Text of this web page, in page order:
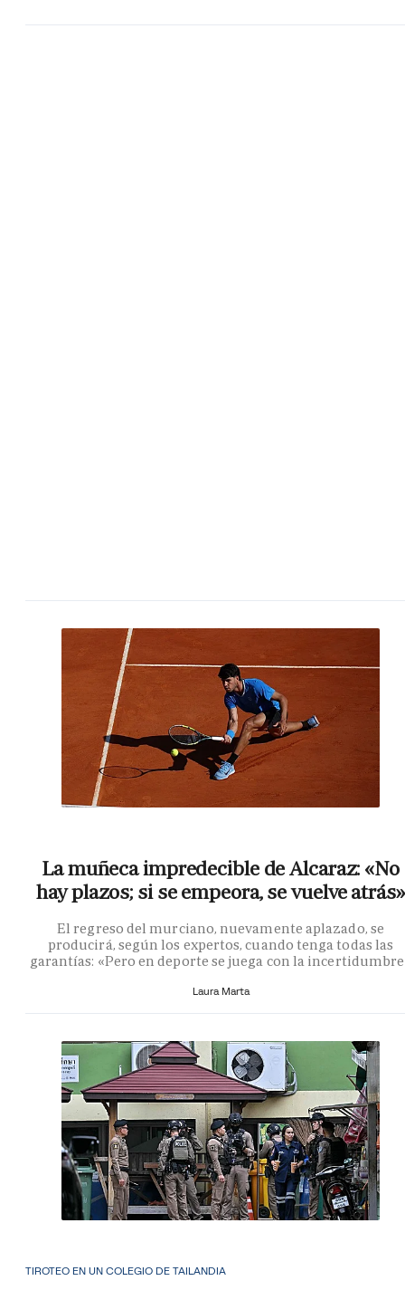
La muñeca impredecible de Alcaraz: «No
hay plazos; si se empeora, se vuelve atrás»
El regreso del murciano, nuevamente aplazado, se
producirá, según los expertos, cuando tenga todas las
garantías: «Pero en deporte se juega con la
Laura Marta
TIROTEO EN UN COLEGIO DE TAILANDIA